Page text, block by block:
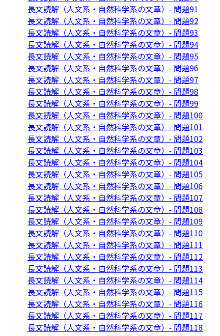
長文読解（人文系・自然科学系の文章）- 問題91
長文読解（人文系・自然科学系の文章）- 問題92
長文読解（人文系・自然科学系の文章）- 問題93
長文読解（人文系・自然科学系の文章）- 問題94
長文読解（人文系・自然科学系の文章）- 問題95
長文読解（人文系・自然科学系の文章）- 問題96
長文読解（人文系・自然科学系の文章）- 問題97
長文読解（人文系・自然科学系の文章）- 問題98
長文読解（人文系・自然科学系の文章）- 問題99
長文読解（人文系・自然科学系の文章）- 問題100
長文読解（人文系・自然科学系の文章）- 問題101
長文読解（人文系・自然科学系の文章）- 問題102
長文読解（人文系・自然科学系の文章）- 問題103
長文読解（人文系・自然科学系の文章）- 問題104
長文読解（人文系・自然科学系の文章）- 問題105
長文読解（人文系・自然科学系の文章）- 問題106
長文読解（人文系・自然科学系の文章）- 問題107
長文読解（人文系・自然科学系の文章）- 問題108
長文読解（人文系・自然科学系の文章）- 問題109
長文読解（人文系・自然科学系の文章）- 問題110
長文読解（人文系・自然科学系の文章）- 問題111
長文読解（人文系・自然科学系の文章）- 問題112
長文読解（人文系・自然科学系の文章）- 問題113
長文読解（人文系・自然科学系の文章）- 問題114
長文読解（人文系・自然科学系の文章）- 問題115
長文読解（人文系・自然科学系の文章）- 問題116
長文読解（人文系・自然科学系の文章）- 問題117
長文読解（人文系・自然科学系の文章）- 問題118